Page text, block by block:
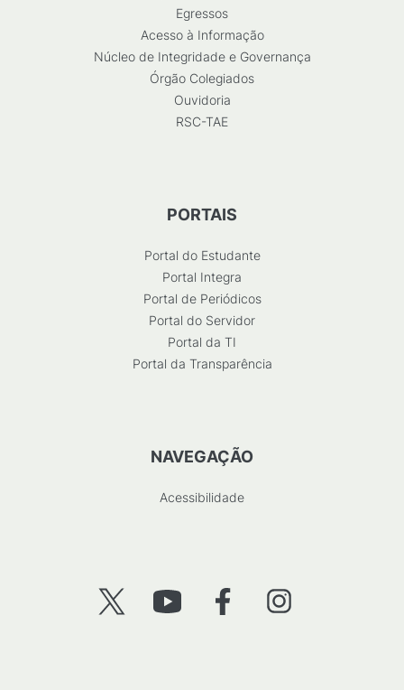
Egressos
Acesso à Informação
Núcleo de Integridade e Governança
Órgão Colegiados
Ouvidoria
RSC-TAE
PORTAIS
Portal do Estudante
Portal Integra
Portal de Periódicos
Portal do Servidor
Portal da TI
Portal da Transparência
NAVEGAÇÃO
Acessibilidade